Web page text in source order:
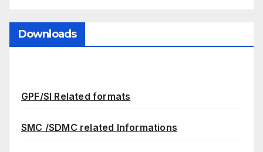
Downloads
GPF/SI Related formats
SMC /SDMC related Informations